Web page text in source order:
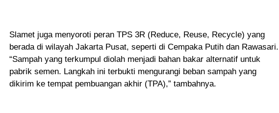
Slamet juga menyoroti peran TPS 3R (Reduce, Reuse, Recycle) yang
berada di wilayah Jakarta Pusat, seperti di Cempaka Putih dan Rawasari.
“Sampah yang terkumpul diolah menjadi bahan bakar alternatif untuk
pabrik semen. Langkah ini terbukti mengurangi beban sampah yang
dikirim ke tempat pembuangan akhir (TPA),” tambahnya.